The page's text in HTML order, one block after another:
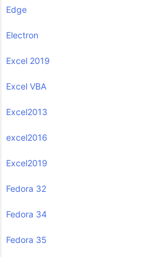
Edge
Electron
Excel 2019
Excel VBA
Excel2013
excel2016
Excel2019
Fedora 32
Fedora 34
Fedora 35